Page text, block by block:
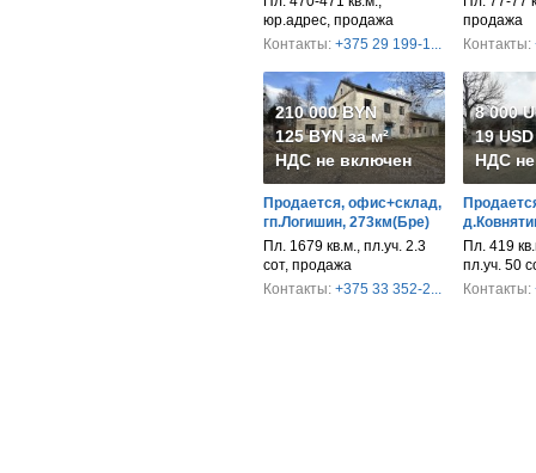
юр.адрес, продажа
Контакты: +375 29 199-1...
продажа
Контакты:
210 000 BYN
125 BYN за м²
НДС не включен
Продается, офис+склад,
гп.Логишин, 273км(Бре)
Пл. 1679 кв.м., пл.уч. 2.3
сот, продажа
Контакты: +375 33 352-2...
8 000
19
НДС
Пл. 419
пл.уч. 50
Контакты: